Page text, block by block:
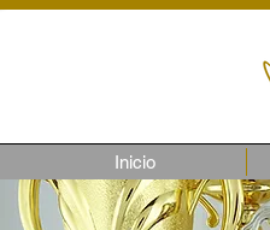
Inicio